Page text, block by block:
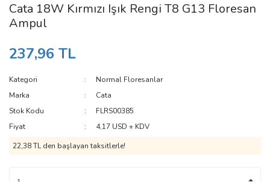
Cata 18W Kırmızı Işık Rengi T8 G13 Floresan
Ampul
237,96 TL
Kategori
Normal Floresanlar
Marka
Cata
Stok Kodu
FLRS00385
Fiyat
4,17 USD + KDV
22,38 TL den başlayan taksitlerle!